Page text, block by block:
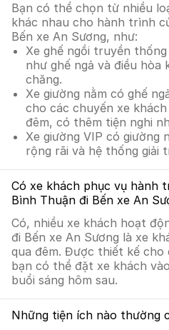
Bạn có thể chọn từ nhiều
khác nhau cho hành trình
Bến xe An Sương, như:
Xe ghế ngồi truyền
như ghế ngả và điều hòa
chăng.
Xe giường nằm có ghế
cho các chuyến xe
đêm, có thêm tiện nghi
Xe giường VIP có giường
rộng rãi và hệ thống giải
Có xe khách phục vụ hành
Bình Thuận đi Bến xe An
Có, nhiều xe khách hoạt
đi Bến xe An Sương là xe
qua đêm. Được thiết kế cho
bạn có thể đặt xe khách
buổi sáng hôm sau.
Những tiện ích nào thường